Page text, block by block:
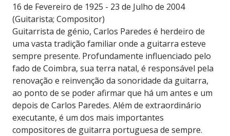
16 de Fevereiro de 1925 - 23 de Julho de 2004
(Guitarista; Compositor)
Guitarrista de génio, Carlos Paredes é herdeiro de
uma vasta tradição familiar onde a guitarra esteve
sempre presente. Profundamente influenciado pelo
fado de Coimbra, sua terra natal, é responsável pela
renovação e reinvenção da sonoridade da guitarra,
ao ponto de se poder afirmar que há um antes e um
depois de Carlos Paredes. Além de extraordinário
executante, é um dos mais importantes
compositores de guitarra portuguesa de sempre.